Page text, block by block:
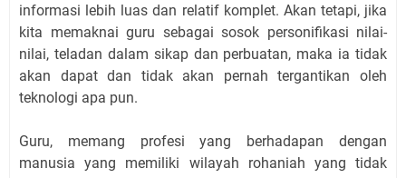
informasi lebih luas dan relatif komplet. Akan tetapi, jika
kita memaknai guru sebagai sosok personifikasi nilai-
nilai, teladan dalam sikap dan perbuatan, maka ia tidak
akan dapat dan tidak akan pernah tergantikan oleh
teknologi apa pun.
Guru, memang profesi yang berhadapan dengan
manusia yang memiliki wilayah rohaniah yang tidak